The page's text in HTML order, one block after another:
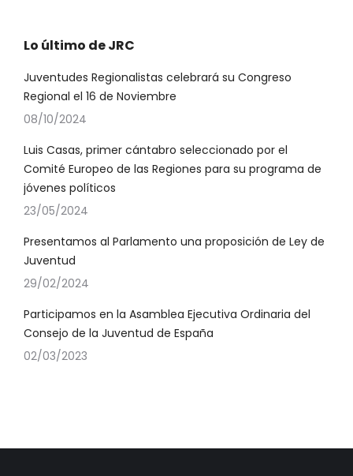
Lo último de JRC
Juventudes Regionalistas celebrará su Congreso
Regional el 16 de Noviembre
08/10/2024
Luis Casas, primer cántabro seleccionado por el
Comité Europeo de las Regiones para su programa de
jóvenes políticos
23/05/2024
Presentamos al Parlamento una proposición de Ley de
Juventud
29/02/2024
Participamos en la Asamblea Ejecutiva Ordinaria del
Consejo de la Juventud de España
02/03/2023